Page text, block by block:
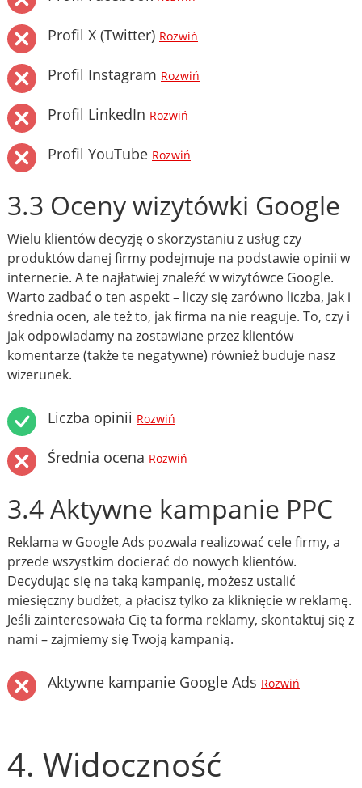
Profil X (Twitter) Rozwiń
Profil Instagram Rozwiń
Profil LinkedIn Rozwiń
Profil YouTube Rozwiń
3.3 Oceny wizytówki Google
Wielu klientów decyzję o skorzystaniu z usług czy
produktów danej firmy podejmuje na podstawie opinii w
internecie. A te najłatwiej znaleźć w wizytówce Google.
Warto zadbać o ten aspekt – liczy się zarówno liczba, jak i
średnia ocen, ale też to, jak firma na nie reaguje. To, czy i
jak odpowiadamy na zostawiane przez klientów
komentarze (także te negatywne) również buduje nasz
wizerunek.
Liczba opinii Rozwiń
Średnia ocena Rozwiń
3.4 Aktywne kampanie PPC
Reklama w Google Ads pozwala realizować cele firmy, a
przede wszystkim docierać do nowych klientów.
Decydując się na taką kampanię, możesz ustalić
miesięczny budżet, a płacisz tylko za kliknięcie w reklamę.
Jeśli zainteresowała Cię ta forma reklamy, skontaktuj się z
nami – zajmiemy się Twoją kampanią.
Aktywne kampanie Google Ads Rozwiń
4. Widoczność